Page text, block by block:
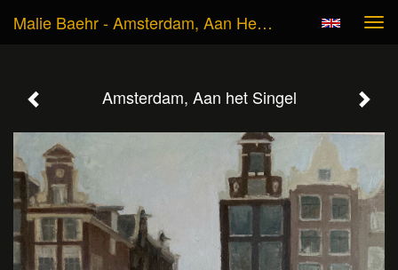
Malie Baehr - Amsterdam, Aan Het Singel
Amsterdam, Aan het Singel